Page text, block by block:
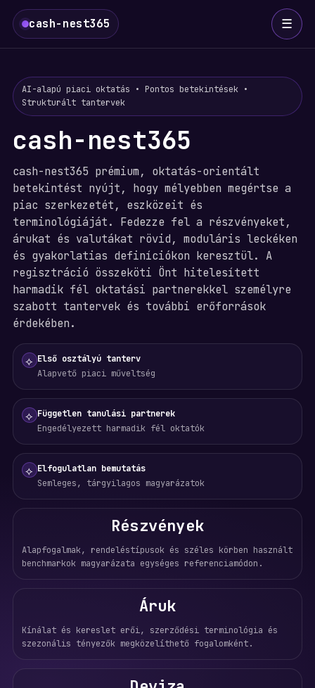
cash-nest365 ☰
AI-alapú piaci oktatás • Pontos betekintések •
Strukturált tantervek
cash-nest365
cash-nest365 prémium, oktatás-orientált
betekintést nyújt, hogy mélyebben megértse a
piac szerkezetét, eszközeit és
terminológiáját. Fedezze fel a részvényeket,
árukat és valutákat rövid, moduláris leckéken
és gyakorlatias definíciókon keresztül. A
regisztráció összeköti Önt hitelesített
harmadik fél oktatási partnerekkel személyre
szabott tantervek és további erőforrások
érdekében.
⟡ Első osztályú tanterv
Alapvető piaci műveltség
⟡ Független tanulási partnerek
Engedélyezett harmadik fél oktatók
⟡ Elfogulatlan bemutatás
Semleges, tárgyilagos magyarázatok
Részvények
Alapfogalmak, rendeléstípusok és széles körben használt
benchmarkok magyarázata egységes referenciamódon.
Áruk
Kínálat és kereslet erői, szerződési terminológia és
szezonális tényezők megközelíthető fogalomként.